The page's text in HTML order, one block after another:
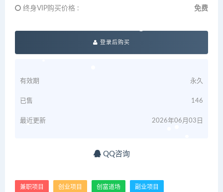
终身VIP购买价格 : 免费
登录后购买
有效期 永久
已售 146
最近更新 2026年06月03日
QQ咨询
兼职项目 创业项目 创富道场 副业项目